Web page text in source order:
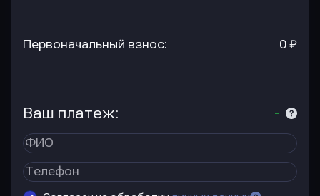
Первоначальный взнос: 0 ₽
Ваш платеж: -